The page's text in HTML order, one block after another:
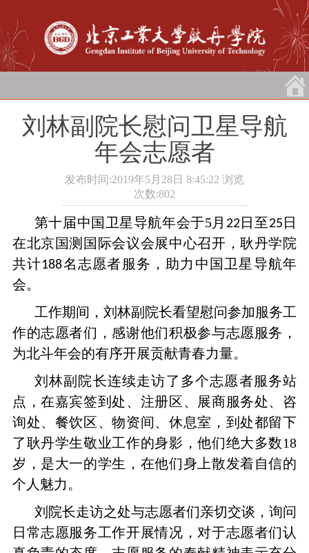
刘林副院长慰问卫星导航
年会志愿者
发布时间:2019年5月28日 8:45:22 浏览
次数:802
第十届中国卫星导航年会于5月 22日至25 日
在北京国测国际会议会展中心召开，耿丹学院
共计188名志愿者服务，助力中国卫星导航年
会。
工作期间，刘林副院长看望慰问参加服务工
作的志愿者们，感谢他们积极参与志愿服务，
为北斗年会的有序开展贡献青春力量。
刘林副院长连续走访了多个志愿者服务站
点，在嘉宾签到处、注册区、展商服务处、咨
询处、餐饮区、物资间、休息室，到处都留下
了耿丹学生敬业工作的身影，他们绝大多数18
岁，是大一的学生，在他们身上散发着自信的
个人魅力。
刘院长走访之处与志愿者们亲切交谈，询问
日常志愿服务工作开展情况，对于志愿者们认